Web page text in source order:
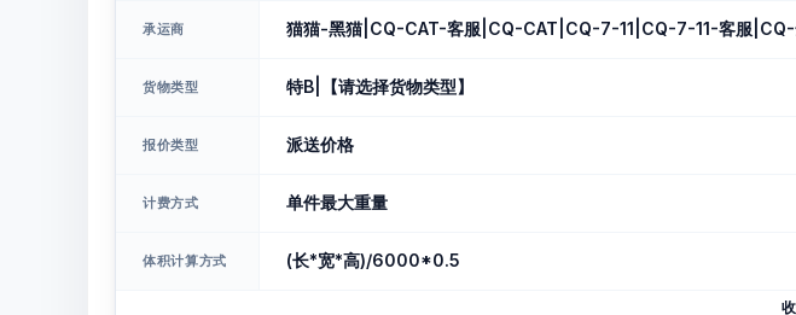
承运商 猫猫-黑猫|CQ-CAT-客服|CQ-CAT|CQ-7-11|CQ-7-11-客服
货物类型 特B|【请选择货物类型】
报价类型 派送价格
计费方式 单件最大重量
体积计算方式 (长*宽*高)/6000*0.5